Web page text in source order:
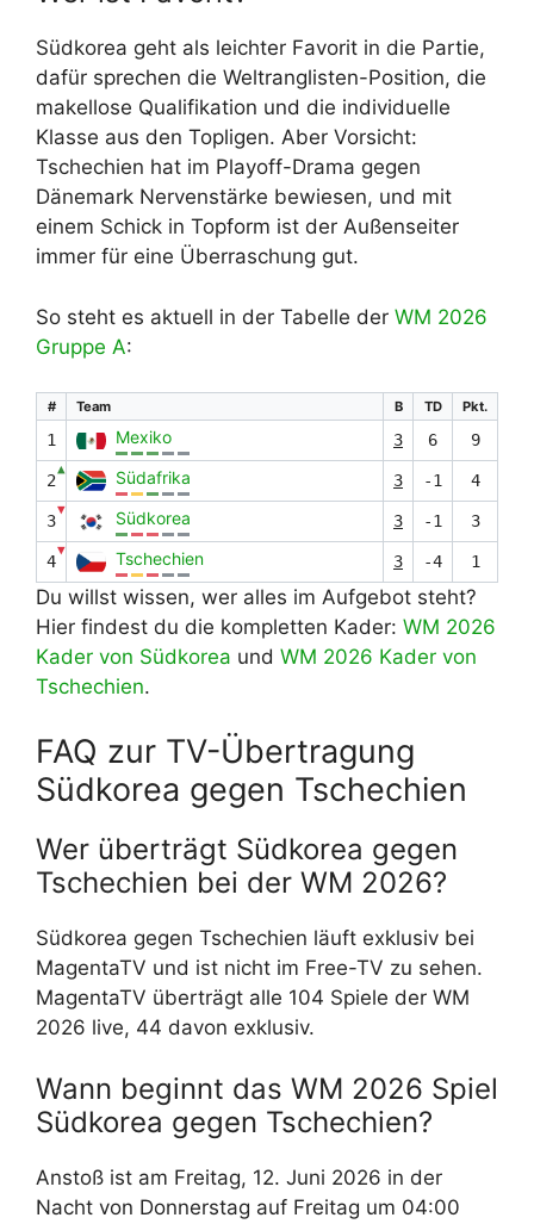
Südkorea geht als leichter Favorit in die Partie,
dafür sprechen die Weltranglisten-Position, die
makellose Qualifikation und die individuelle
Klasse aus den Topligen. Aber Vorsicht:
Tschechien hat im Playoff-Drama gegen
Dänemark Nervenstärke bewiesen, und mit
einem Schick in Topform ist der Außenseiter
immer für eine Überraschung gut.
So steht es aktuell in der Tabelle der WM 2026
Gruppe A:
# Team B TD Pkt.
1 Mexiko 3 6 9
2
▲ Südafrika 3 -1 4
3
▼ Südkorea 3 -1 3
4
▼ Tschechien 3 -4 1
Du willst wissen, wer alles im Aufgebot steht?
Hier findest du die kompletten Kader: WM 2026
Kader von Südkorea und WM 2026 Kader von
Tschechien.
FAQ zur TV-Übertragung
Südkorea gegen Tschechien
Wer überträgt Südkorea gegen
Tschechien bei der WM 2026?
Südkorea gegen Tschechien läuft exklusiv bei
MagentaTV und ist nicht im Free-TV zu sehen.
MagentaTV überträgt alle 104 Spiele der WM
2026 live, 44 davon exklusiv.
Wann beginnt das WM 2026 Spiel
Südkorea gegen Tschechien?
Anstoß ist am Freitag, 12. Juni 2026 in der
Nacht von Donnerstag auf Freitag um 04:00